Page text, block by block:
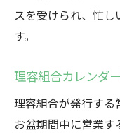
スを受けられ、忙
す。
理容組合カレンダ
理容組合が発行する
お盆期間中に営業